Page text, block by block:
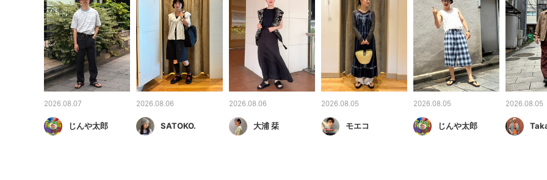
2026.08.07
じんや太郎
2026.08.06
SATOKO.
2026.08.06
大浦 栞
2026.08.05
モエコ
2026.08.05
じんや太郎
2026.08.05